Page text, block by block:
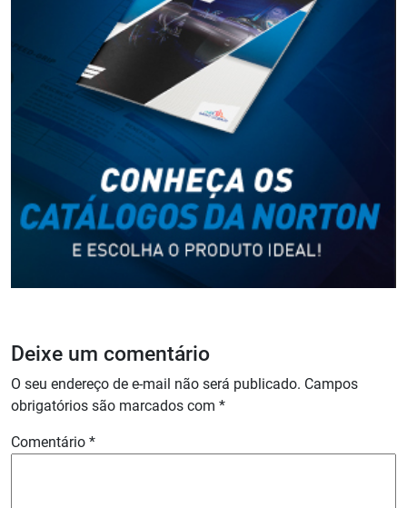
Deixe um comentário
O seu endereço de e-mail não será publicado. Campos
obrigatórios são marcados com *
Comentário *